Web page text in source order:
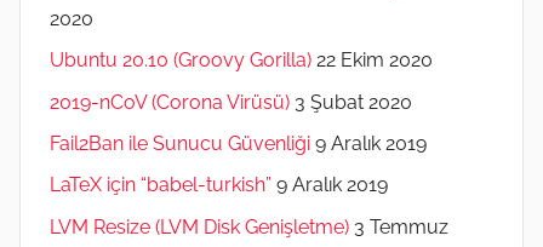
2020
Ubuntu 20.10 (Groovy Gorilla) 22 Ekim 2020
2019-nCoV (Corona Virüsü) 3 Şubat 2020
Fail2Ban ile Sunucu Güvenliği 9 Aralık 2019
LaTeX için “babel-turkish” 9 Aralık 2019
LVM Resize (LVM Disk Genişletme) 3 Temmuz